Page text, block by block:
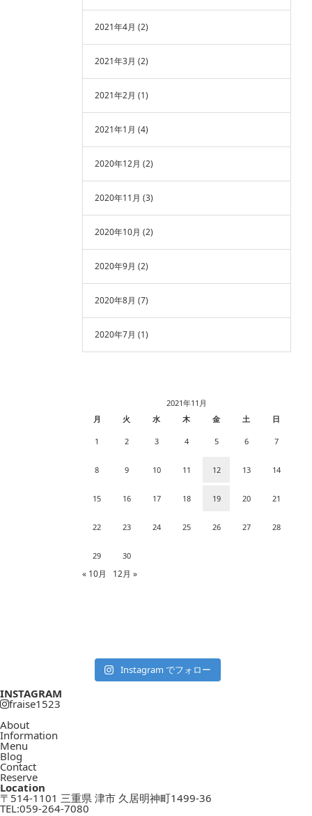
2021年4月 (2)
2021年3月 (2)
2021年2月 (1)
2021年1月 (4)
2020年12月 (2)
2020年11月 (3)
2020年10月 (2)
2020年9月 (2)
2020年8月 (7)
2020年7月 (1)
2021年11月
月
火 水 木 金 土 日
1 2 3 4 5 6 7
8 9 10 11 12 13 14
15 16 17 18 19 20 21
22 23 24 25 26 27 28
29 30
« 10月 12月 »
Instagram でフォロー
INSTAGRAM
fraise1523
About
Information
Menu
Blog
Contact
Reserve
Location
〒514-1101 三重県 津市 久居明神町1499-36
TEL:059-264-7080